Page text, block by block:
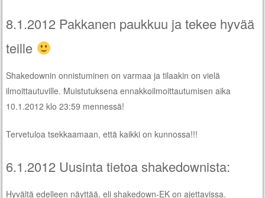
8.1.2012 Pakkanen paukkuu ja tekee hyvää
teille
Shakedownin onnistuminen on varmaa ja tilaakin on vielä
ilmoittautuville. Muistutuksena ennakkoilmoittautumisen aika
10.1.2012 klo 23:59 mennessä!
Tervetuloa tsekkaamaan, että kaikki on kunnossa!!!
6.1.2012 Uusinta tietoa shakedownista:
Hyvältä edelleen näyttää, eli shakedown-EK on ajettavissa.